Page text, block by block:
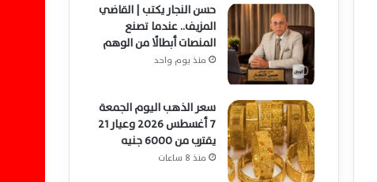
حسن النجار يكتب | القاضي
المزيف.. عندما تصنع
المنصات أبطالًا من الوهم
منذ يوم واحد
سعر الذهب اليوم الجمعة
7 أغسطس 2026 وعيار 21
يقترب من 6000 جنيه
منذ 8 ساعات